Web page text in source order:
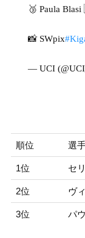
🥉 Paula
📸 SWpix
— UCI
順位 選
1位 セ
2位 ヴ
3位 パ